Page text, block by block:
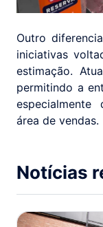
Outro
iniciativas
estimação.
permitindo a
especialmente
área de vendas.
Notícias